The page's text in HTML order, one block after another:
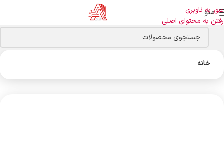
عبور به ناوبری
رفتن به محتوای اصلی
منو
خانه